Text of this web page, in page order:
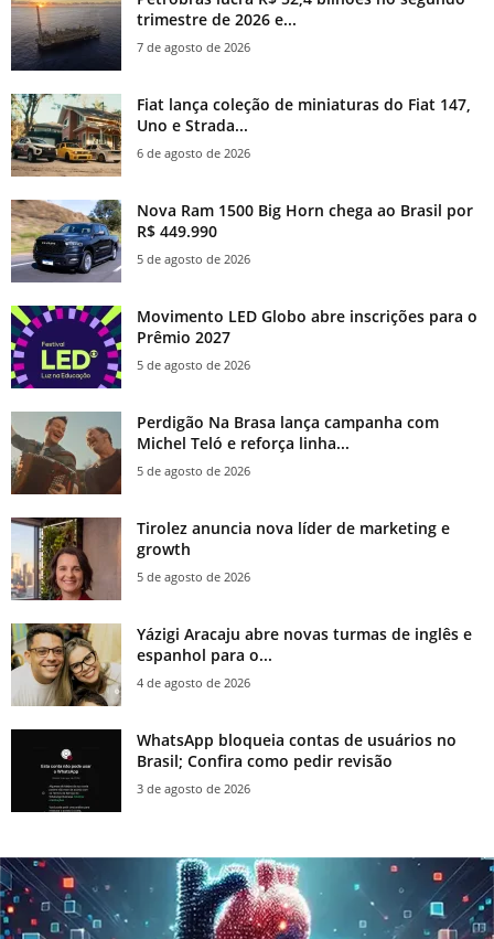
trimestre de 2026 e...
7 de agosto de 2026
Fiat lança coleção de miniaturas do Fiat 147,
Uno e Strada...
6 de agosto de 2026
Nova Ram 1500 Big Horn chega ao Brasil por
R$ 449.990
5 de agosto de 2026
Movimento LED Globo abre inscrições para o
Prêmio 2027
5 de agosto de 2026
Perdigão Na Brasa lança campanha com
Michel Teló e reforça linha...
5 de agosto de 2026
Tirolez anuncia nova líder de marketing e
growth
5 de agosto de 2026
Yázigi Aracaju abre novas turmas de inglês e
espanhol para o...
4 de agosto de 2026
WhatsApp bloqueia contas de usuários no
Brasil; Confira como pedir revisão
3 de agosto de 2026